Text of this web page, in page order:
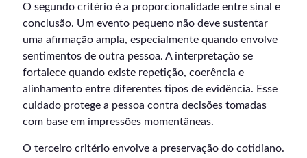
O segundo critério é a proporcionalidade entre sinal e
conclusão. Um evento pequeno não deve sustentar
uma afirmação ampla, especialmente quando envolve
sentimentos de outra pessoa. A interpretação se
fortalece quando existe repetição, coerência e
alinhamento entre diferentes tipos de evidência. Esse
cuidado protege a pessoa contra decisões tomadas
com base em impressões momentâneas.
O terceiro critério envolve a preservação do cotidiano.